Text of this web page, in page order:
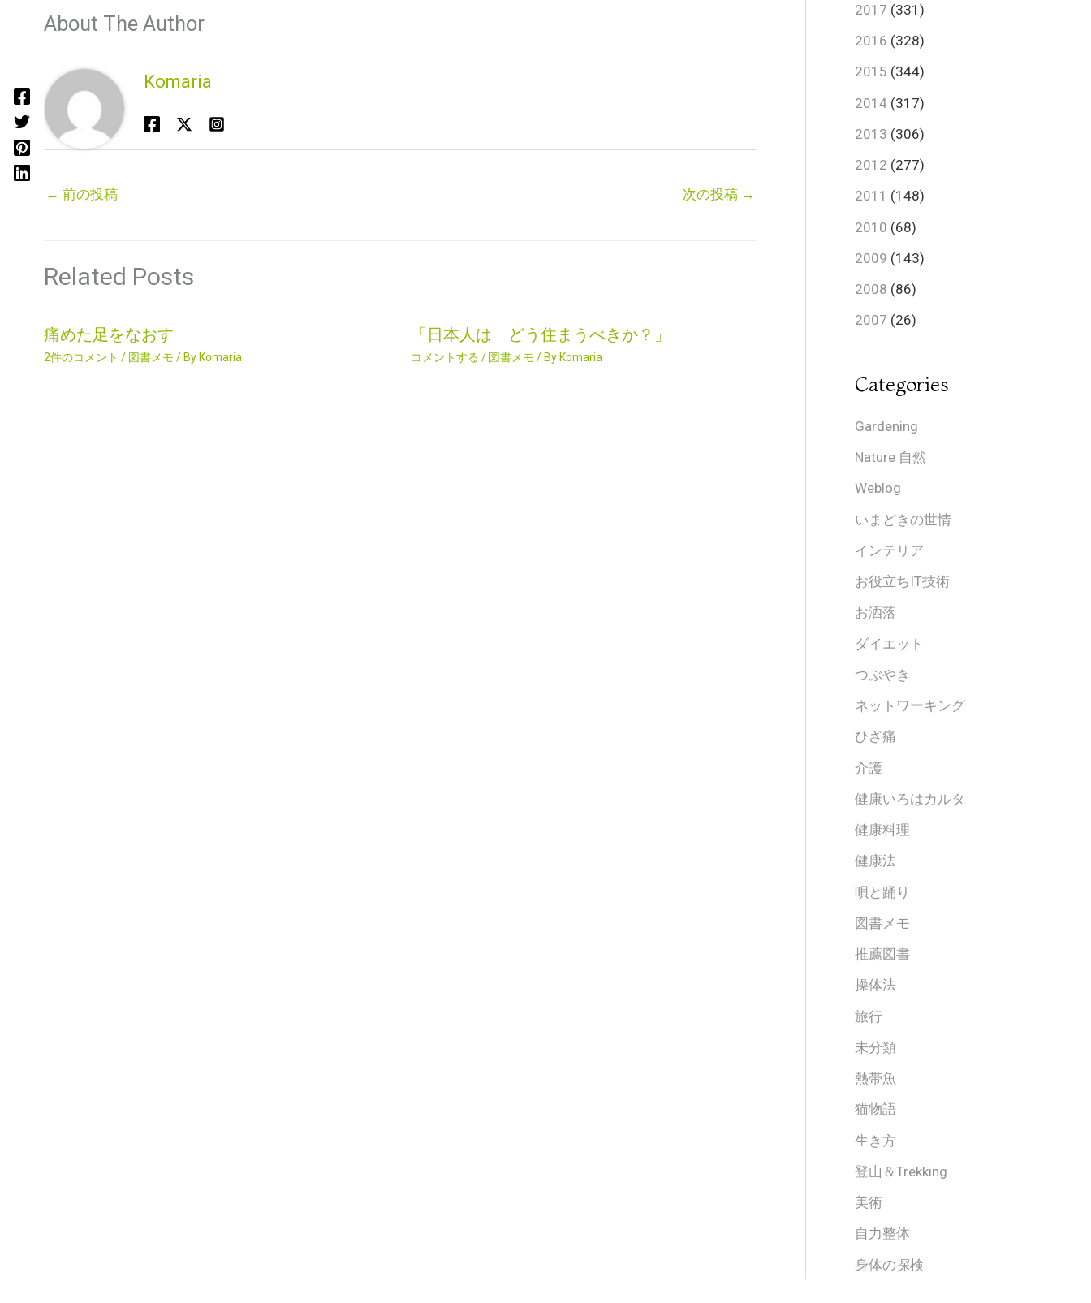
About The Author
Komaria
← 前の投稿 次の投稿 →
Related Posts
痛めた足をなおす
2件のコメント / 図書メモ / By Komaria
「日本人は どう住まうべきか？」
コメントする / 図書メモ / By Komaria
2017 (331)
2016 (328)
2015 (344)
2014 (317)
2013 (306)
2012 (277)
2011 (148)
2010 (68)
2009 (143)
2008 (86)
2007 (26)
Categories
Gardening
Nature 自然
Weblog
いまどきの世情
インテリア
お役立ちIT技術
お洒落
ダイエット
つぶやき
ネットワーキング
ひざ痛
介護
健康いろはカルタ
健康料理
健康法
唄と踊り
図書メモ
推薦図書
操体法
旅行
未分類
熱帯魚
猫物語
生き方
登山＆Trekking
美術
自力整体
身体の探検